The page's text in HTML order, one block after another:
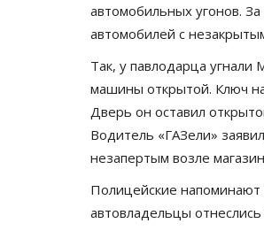
автомобильных угонов.
автомобилей с
Так, у павлодарца
машины открытой. Ключ
Дверь он оставил
Водитель «ГАЗели»
незапертым возле
Полицейские напоминают
автовладельцы